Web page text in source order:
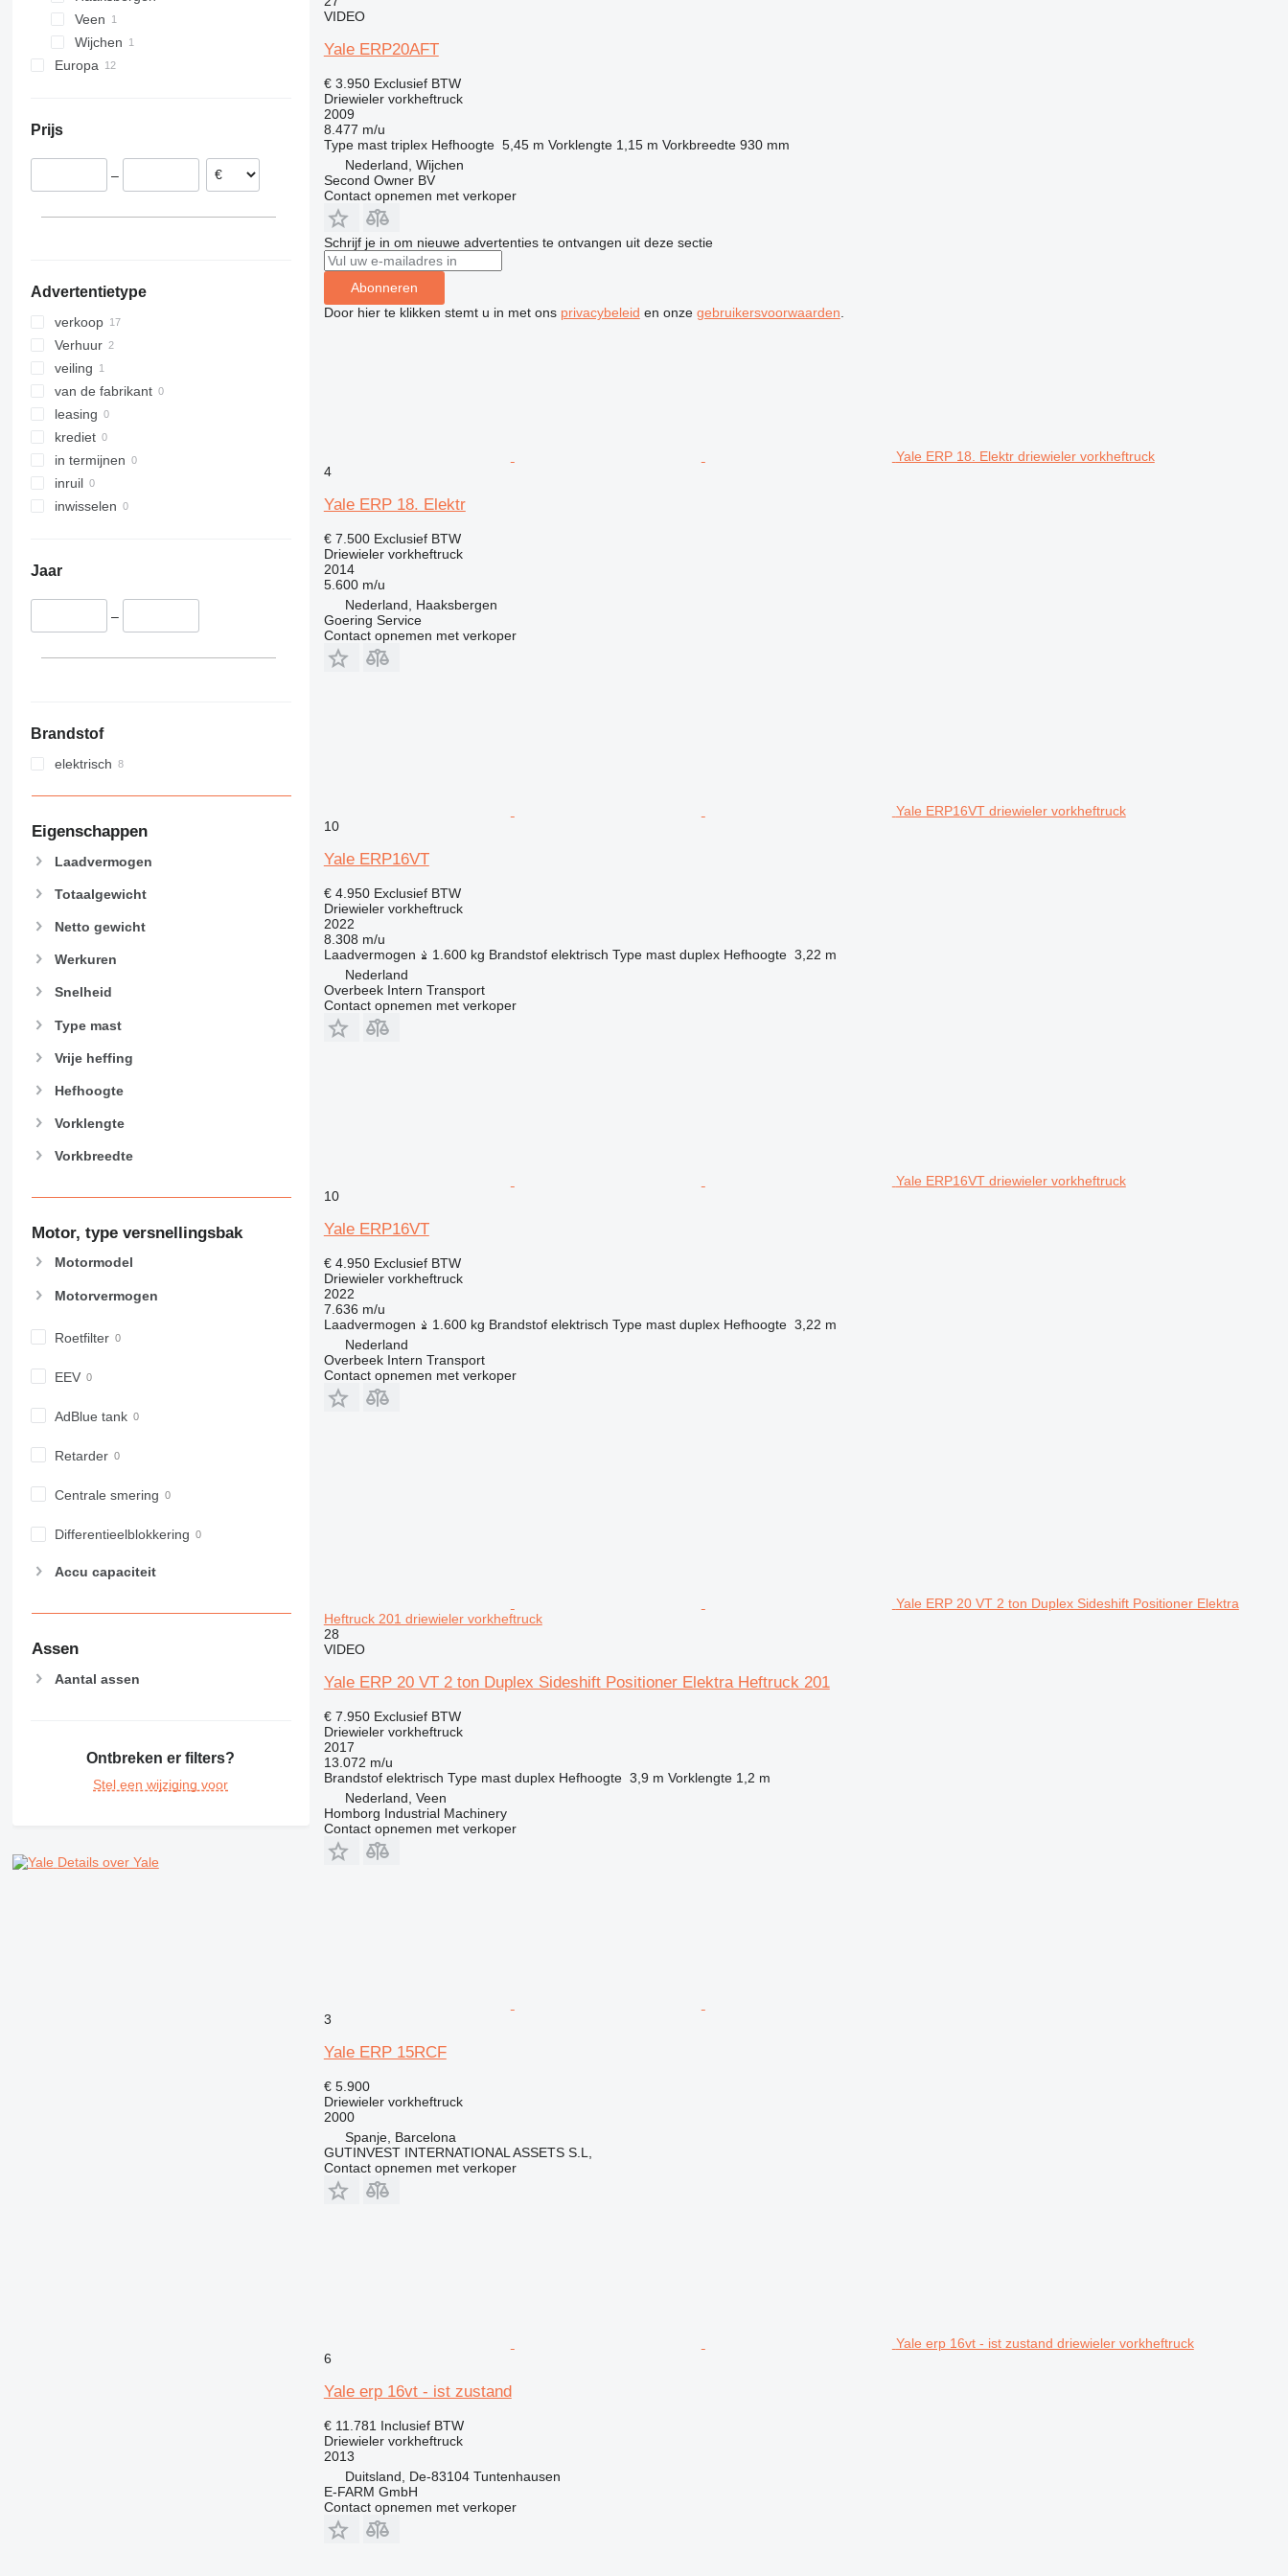
Veen
Wijchen
Europa
Polen
Italië
Prijs
–
Advertentietype
verkoop
Verhuur
veiling
van de fabrikant
leasing
krediet
in termijnen
inruil
inwisselen
Jaar
–
Brandstof
elektrisch
Eigenschappen
Laadvermogen
Totaalgewicht
Netto gewicht
Werkuren
Snelheid
Type mast
Vrije heffing
Hefhoogte
Vorklengte
Vorkbreedte
Motor, type versnellingsbak
Motormodel
Motorvermogen
Roetfilter
EEV
AdBlue tank
Retarder
Centrale smering
Differentieelblokkering
Accu capaciteit
Assen
Aantal assen
Ontbreken er filters?
Stel een wijziging voor
Details over Yale
VIDEO
Yale ERP20AFT
€ 3.950 Exclusief BTW
Driewieler vorkheftruck
2009
8.477 m/u
Type mast triplex Hefhoogte 5,45 m Vorklengte 1,15 m Vorkbreedte 930 mm
Nederland, Wijchen
Second Owner BV
Contact opnemen met verkoper
Schrijf je in om nieuwe advertenties te ontvangen uit deze sectie
Abonneren
Door hier te klikken stemt u in met ons privacybeleid en onze gebruikersvoorwaarden
Yale ERP 18. Elektr driewieler vorkheftruck
4
Yale ERP 18. Elektr
€ 7.500 Exclusief BTW
Driewieler vorkheftruck
2014
5.600 m/u
Nederland, Haaksbergen
Goering Service
Contact opnemen met verkoper
Yale ERP16VT driewieler vorkheftruck
10
Yale ERP16VT
€ 4.950 Exclusief BTW
Driewieler vorkheftruck
2022
8.308 m/u
Laadvermogen
1.600 kg Brandstof elektrisch Type mast duplex Hefhoogte 3,22 m
Nederland
Overbeek Intern Transport
Contact opnemen met verkoper
Yale ERP16VT driewieler vorkheftruck
10
Yale ERP16VT
€ 4.950 Exclusief BTW
Driewieler vorkheftruck
2022
7.636 m/u
Laadvermogen
1.600 kg Brandstof elektrisch Type mast duplex Hefhoogte 3,22 m
Nederland
Overbeek Intern Transport
Contact opnemen met verkoper
Yale ERP 20 VT 2 ton Duplex Sideshift Positioner Elektra
Heftruck 201 driewieler vorkheftruck
28
VIDEO
Yale ERP 20 VT 2 ton Duplex Sideshift Positioner Elektra Heftruck 201
€ 7.950 Exclusief BTW
Driewieler vorkheftruck
2017
13.072 m/u
Brandstof elektrisch Type mast duplex Hefhoogte 3,9 m Vorklengte 1,2 m
Nederland, Veen
Homborg Industrial Machinery
Contact opnemen met verkoper
3
Yale ERP 15RCF
€ 5.900
Driewieler vorkheftruck
2000
Spanje, Barcelona
GUTINVEST INTERNATIONAL ASSETS S.L,
Contact opnemen met verkoper
Yale erp 16vt - ist zustand driewieler vorkheftruck
6
Yale erp 16vt - ist zustand
€ 11.781 Inclusief BTW
Driewieler vorkheftruck
2013
Duitsland, De-83104 Tuntenhausen
E-FARM GmbH
Contact opnemen met verkoper